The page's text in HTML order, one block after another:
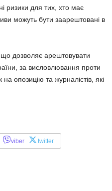
ризики для тих, хто має
можуть бути заарештовані в
дозволяє арештовувати
за висловлювання проти
опозицію та журналістів, які
viber twitter